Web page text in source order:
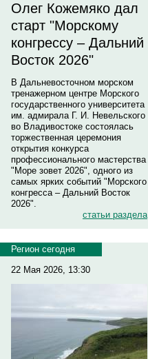
Олег Кожемяко дал
старт "Морскому
конгрессу – Дальний
Восток 2026"
В Дальневосточном морском
тренажерном центре Морского
государственного университета
им. адмирала Г. И. Невельского
во Владивостоке состоялась
торжественная церемония
открытия конкурса
профессионального мастерства
"Море зовет 2026", одного из
самых ярких событий "Морского
конгресса – Дальний Восток
2026".
статьи раздела
Регион сегодня
22 Мая 2026, 13:30